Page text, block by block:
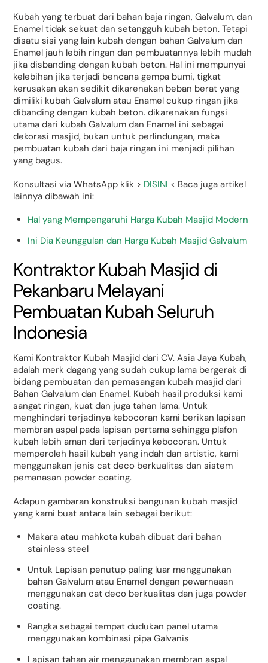
Kubah yang terbuat dari bahan baja ringan, Galvalum, dan
Enamel tidak sekuat dan setangguh kubah beton. Tetapi
disatu sisi yang lain kubah dengan bahan Galvalum dan
Enamel jauh lebih ringan dan pembuatannya lebih mudah
jika disbanding dengan kubah beton. Hal ini mempunyai
kelebihan jika terjadi bencana gempa bumi, tigkat
kerusakan akan sedikit dikarenakan beban berat yang
dimiliki kubah Galvalum atau Enamel cukup ringan jika
dibanding dengan kubah beton. dikarenakan fungsi
utama dari kubah Galvalum dan Enamel ini sebagai
dekorasi masjid, bukan untuk perlindungan, maka
pembuatan kubah dari baja ringan ini menjadi pilihan
yang bagus.
Konsultasi via WhatsApp klik > DISINI < Baca juga artikel
lainnya dibawah ini:
Hal yang Mempengaruhi Harga Kubah Masjid Modern
Ini Dia Keunggulan dan Harga Kubah Masjid Galvalum
Kontraktor Kubah Masjid di
Pekanbaru Melayani
Pembuatan Kubah Seluruh
Indonesia
Kami Kontraktor Kubah Masjid dari CV. Asia Jaya Kubah,
adalah merk dagang yang sudah cukup lama bergerak di
bidang pembuatan dan pemasangan kubah masjid dari
Bahan Galvalum dan Enamel. Kubah hasil produksi kami
sangat ringan, kuat dan juga tahan lama. Untuk
menghindari terjadinya kebocoran kami berikan lapisan
membran aspal pada lapisan pertama sehingga plafon
kubah lebih aman dari terjadinya kebocoran. Untuk
memperoleh hasil kubah yang indah dan artistic, kami
menggunakan jenis cat deco berkualitas dan sistem
pemanasan powder coating.
Adapun gambaran konstruksi bangunan kubah masjid
yang kami buat antara lain sebagai berikut:
Makara atau mahkota kubah dibuat dari bahan
stainless steel
Untuk Lapisan penutup paling luar menggunakan
bahan Galvalum atau Enamel dengan pewarnaaan
menggunakan cat deco berkualitas dan juga powder
coating.
Rangka sebagai tempat dudukan panel utama
menggunakan kombinasi pipa Galvanis
Lapisan tahan air menggunakan membran aspal